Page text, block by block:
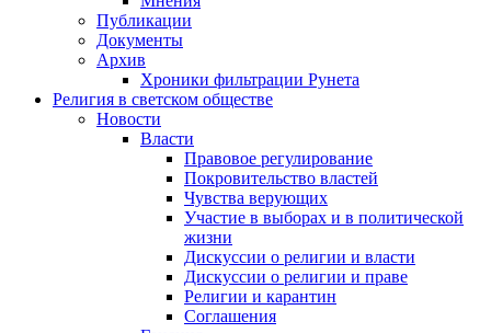
Публикации
Документы
Архив
Хроники фильтрации Рунета
Религия в светском обществе
Новости
Власти
Правовое регулирование
Покровительство властей
Чувства верующих
Участие в выборах и в политической
жизни
Дискуссии о религии и власти
Дискуссии о религии и праве
Религии и карантин
Соглашения